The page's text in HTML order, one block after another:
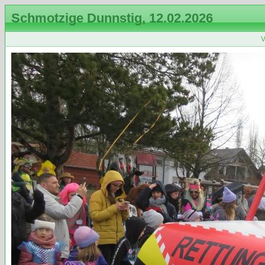
Schmotzige Dunnstig, 12.02.2026